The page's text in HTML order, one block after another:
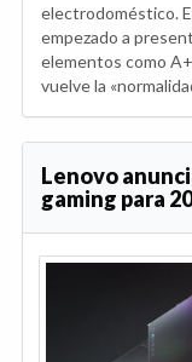
electrodoméstico.
empezado a
elementos como
vuelve la
Lenovo
gaming para